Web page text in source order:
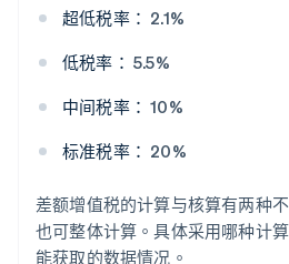
超低税率： 2.1%
低税率： 5.5%
中间税率： 10%
标准税率： 20%
差额增值税的计算与核算有两种
也可整体计算。具体采用哪种计
能获取的数据情况。